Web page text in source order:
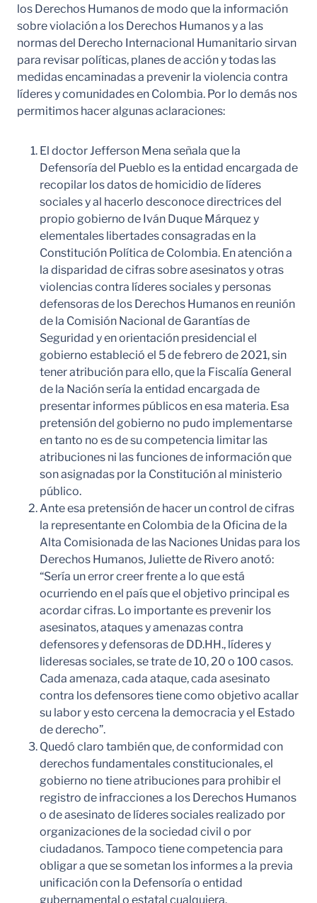
los Derechos Humanos de modo que la información
sobre violación a los Derechos Humanos y a las
normas del Derecho Internacional Humanitario sirvan
para revisar políticas, planes de acción y todas las
medidas encaminadas a prevenir la violencia contra
líderes y comunidades en Colombia. Por lo demás nos
permitimos hacer algunas aclaraciones:
El doctor Jefferson Mena señala que la
Defensoría del Pueblo es la entidad encargada de
recopilar los datos de homicidio de líderes
sociales y al hacerlo desconoce directrices del
propio gobierno de Iván Duque Márquez y
elementales libertades consagradas en la
Constitución Política de Colombia. En atención a
la disparidad de cifras sobre asesinatos y otras
violencias contra líderes sociales y personas
defensoras de los Derechos Humanos en reunión
de la Comisión Nacional de Garantías de
Seguridad y en orientación presidencial el
gobierno estableció el 5 de febrero de 2021, sin
tener atribución para ello, que la Fiscalía General
de la Nación sería la entidad encargada de
presentar informes públicos en esa materia. Esa
pretensión del gobierno no pudo implementarse
en tanto no es de su competencia limitar las
atribuciones ni las funciones de información que
son asignadas por la Constitución al ministerio
público.
Ante esa pretensión de hacer un control de cifras
la representante en Colombia de la Oficina de la
Alta Comisionada de las Naciones Unidas para los
Derechos Humanos, Juliette de Rivero anotó:
“Sería un error creer frente a lo que está
ocurriendo en el país que el objetivo principal es
acordar cifras. Lo importante es prevenir los
asesinatos, ataques y amenazas contra
defensores y defensoras de DD.HH., líderes y
lideresas sociales, se trate de 10, 20 o 100 casos.
Cada amenaza, cada ataque, cada asesinato
contra los defensores tiene como objetivo acallar
su labor y esto cercena la democracia y el Estado
de derecho”.
Quedó claro también que, de conformidad con
derechos fundamentales constitucionales, el
gobierno no tiene atribuciones para prohibir el
registro de infracciones a los Derechos Humanos
o de asesinato de líderes sociales realizado por
organizaciones de la sociedad civil o por
ciudadanos. Tampoco tiene competencia para
obligar a que se sometan los informes a la previa
unificación con la Defensoría o entidad
gubernamental o estatal cualquiera.